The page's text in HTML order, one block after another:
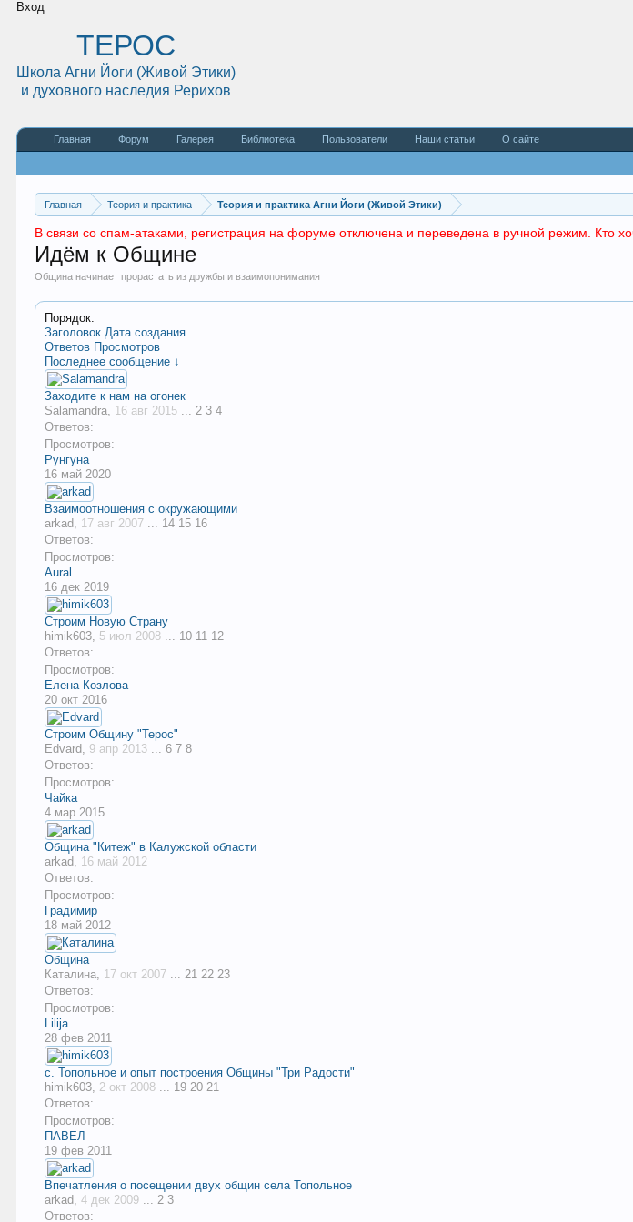
Вход
Главная Теория и практика Теория и практика Агни Йоги (Живой Этики)
В связи со спам-атаками, регистрация на форуме отключена и переведена в ручной режим. Кто
Идём к Общине
Община начинает прорастать из дружбы и взаимопонимания
Порядок:
Заголовок Дата создания
Ответов Просмотров
Последнее сообщение ↓
Заходите к нам на огонек
Salamandra, 16 авг 2015 ... 2 3 4
Ответов:
Просмотров:
Рунгуна
16 май 2020
Взаимоотношения с окружающими
arkad, 17 авг 2007 ... 14 15 16
Ответов:
Просмотров:
Aural
16 дек 2019
Строим Новую Страну
himik603, 5 июл 2008 ... 10 11 12
Ответов:
Просмотров:
Елена Козлова
20 окт 2016
Строим Общину "Терос"
Edvard, 9 апр 2013 ... 6 7 8
Ответов:
Просмотров:
Чайка
4 мар 2015
Община "Китеж" в Калужской области
arkad, 16 май 2012
Ответов:
Просмотров:
Градимир
18 май 2012
Община
Каталина, 17 окт 2007 ... 21 22 23
Ответов:
Просмотров:
Lilija
28 фев 2011
с. Топольное и опыт построения Общины "Три Радости"
himik603, 2 окт 2008 ... 19 20 21
Ответов:
Просмотров:
ПАВЕЛ
19 фев 2011
Впечатления о посещении двух общин села Топольное
arkad,4 дек 2009 ... 2 3
Ответов:
ТЕРОС
Школа Агни Йоги (Живой Этики)
и духовного наследия Рерихов
Главная Форум Галерея Библиотека Пользователи Наши статьи О сайте